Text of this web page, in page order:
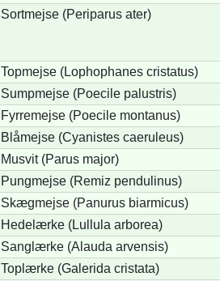
Sortmejse (Periparus ater)
Topmejse (Lophophanes cristatus)
Sumpmejse (Poecile palustris)
Fyrremejse (Poecile montanus)
Blåmejse (Cyanistes caeruleus)
Musvit (Parus major)
Pungmejse (Remiz pendulinus)
Skægmejse (Panurus biarmicus)
Hedelærke (Lullula arborea)
Sanglærke (Alauda arvensis)
Toplærke (Galerida cristata)